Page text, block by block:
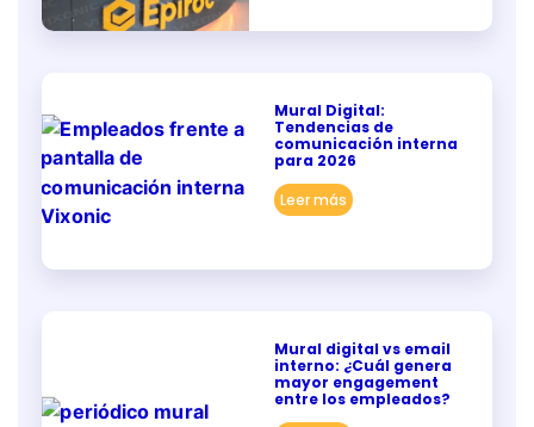
Mural Digital:
Tendencias de
comunicación interna
para 2026
Leer más
Mural digital vs email
interno: ¿Cuál genera
mayor engagement
entre los empleados?